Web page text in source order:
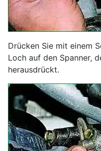
Drücken Sie mit einem
Loch auf den Spanner,
herausdrückt.